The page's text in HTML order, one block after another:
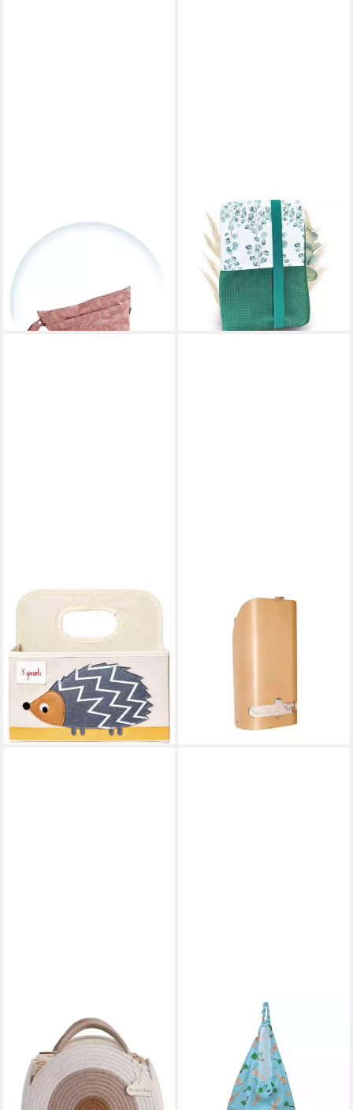
in 1 Nasstasche für saubere
und dreckige Stoffwindeln
19,90 €
lieferbar - in 6-7 Werktagen bei dir
+2
Windeltasche Malino
Windeltasche – Baby
Organizer für Windeln &
Feuchttücher
24,90 €
lieferbar - in 3-4 Werktagen bei dir
3 SPROUTS
Windeltasche
Windelaufbewahrungsbox
praktische & dekorative
Aufbewahrungbox
19,95 €
lieferbar - in 3-4 Werktagen bei dir
Windeltasche -
Windelspender aus Holz - für
Wandmontage, Wand Windel-
& Spielzeugorganizer
lieferbar - in 4-5 Werktagen bei dir
Windeltasche Geflochtener
Aufbewahrungskorb,Baumwolle,32x20x22cm,Weiß
(1er set), Korb Organizer für
Windeln,Spielzeug,Büro,Schlafzimmer,handgeflochten
46,99 € UVP67,13 €
CHARLIE BANANA
Windeltasche Charlie Banana
Pail Liner Sophie La Girafe
zum Aufhängen wasserdicht
UVP 19,99 €